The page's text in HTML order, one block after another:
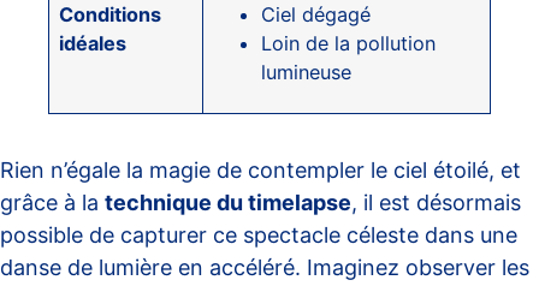
Conditions
idéales
Ciel dégagé
Loin de la pollution
lumineuse
Rien n’égale la magie de contempler le ciel étoilé, et
grâce à la technique du timelapse, il est désormais
possible de capturer ce spectacle céleste dans une
danse de lumière en accéléré. Imaginez observer les